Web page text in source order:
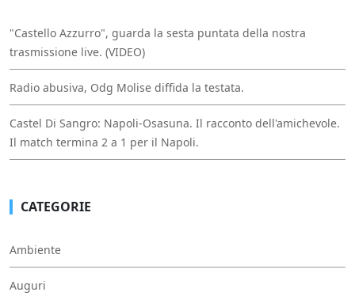
"Castello Azzurro", guarda la sesta puntata della nostra
trasmissione live. (VIDEO)
Radio abusiva, Odg Molise diffida la testata.
Castel Di Sangro: Napoli-Osasuna. Il racconto dell'amichevole.
Il match termina 2 a 1 per il Napoli.
CATEGORIE
Ambiente
Auguri